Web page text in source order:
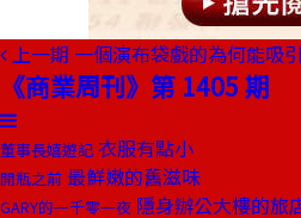
上一期 一個演布袋戲的為何能吸
《商業周刊》第 1405 期
董事長嬉遊記 衣服有點小
開瓶之前 最鮮嫩的舊滋味
GARY的一千零一夜 隱身辦公大樓的旅